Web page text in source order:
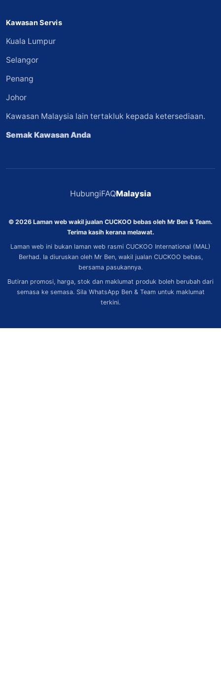
Kawasan Servis
Kuala Lumpur
Selangor
Penang
Johor
Kawasan Malaysia lain tertakluk kepada ketersediaan.
Semak Kawasan Anda
HubungiFAQMalaysia
© 2026 Laman web wakil jualan CUCKOO bebas oleh Mr Ben & Team.
Terima kasih kerana melawat.
Laman web ini bukan laman web rasmi CUCKOO International (MAL)
Berhad. Ia diuruskan oleh Mr Ben, wakil jualan CUCKOO bebas,
bersama pasukannya.
Butiran promosi, harga, stok dan maklumat produk boleh berubah dari
semasa ke semasa. Sila WhatsApp Ben & Team untuk maklumat
terkini.